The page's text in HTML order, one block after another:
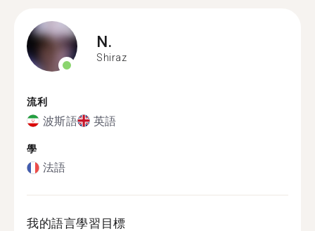
N.
Shiraz
流利
波斯語 英語
學
法語
我的語言學習目標